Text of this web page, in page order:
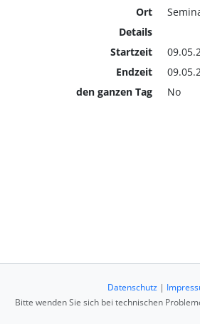
Ort
Details
Startzeit
Endzeit
den ganzen Tag
No
Datenschutz |
Bitte wenden Sie sich bei technischen